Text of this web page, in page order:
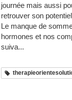
journée mais aussi
retrouver son
Le manque de
hormones et nos
suiva...